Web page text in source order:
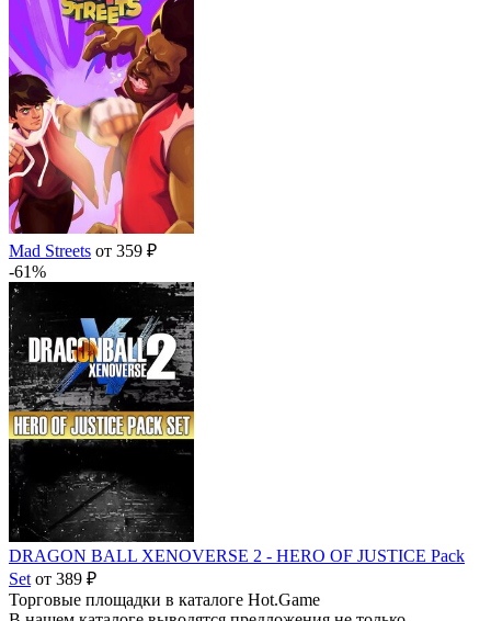
Mad Streets от 359 ₽
-61%
DRAGON BALL XENOVERSE 2 - HERO OF JUSTICE Pack
Set от 389 ₽
Торговые площадки в каталоге Hot.Game